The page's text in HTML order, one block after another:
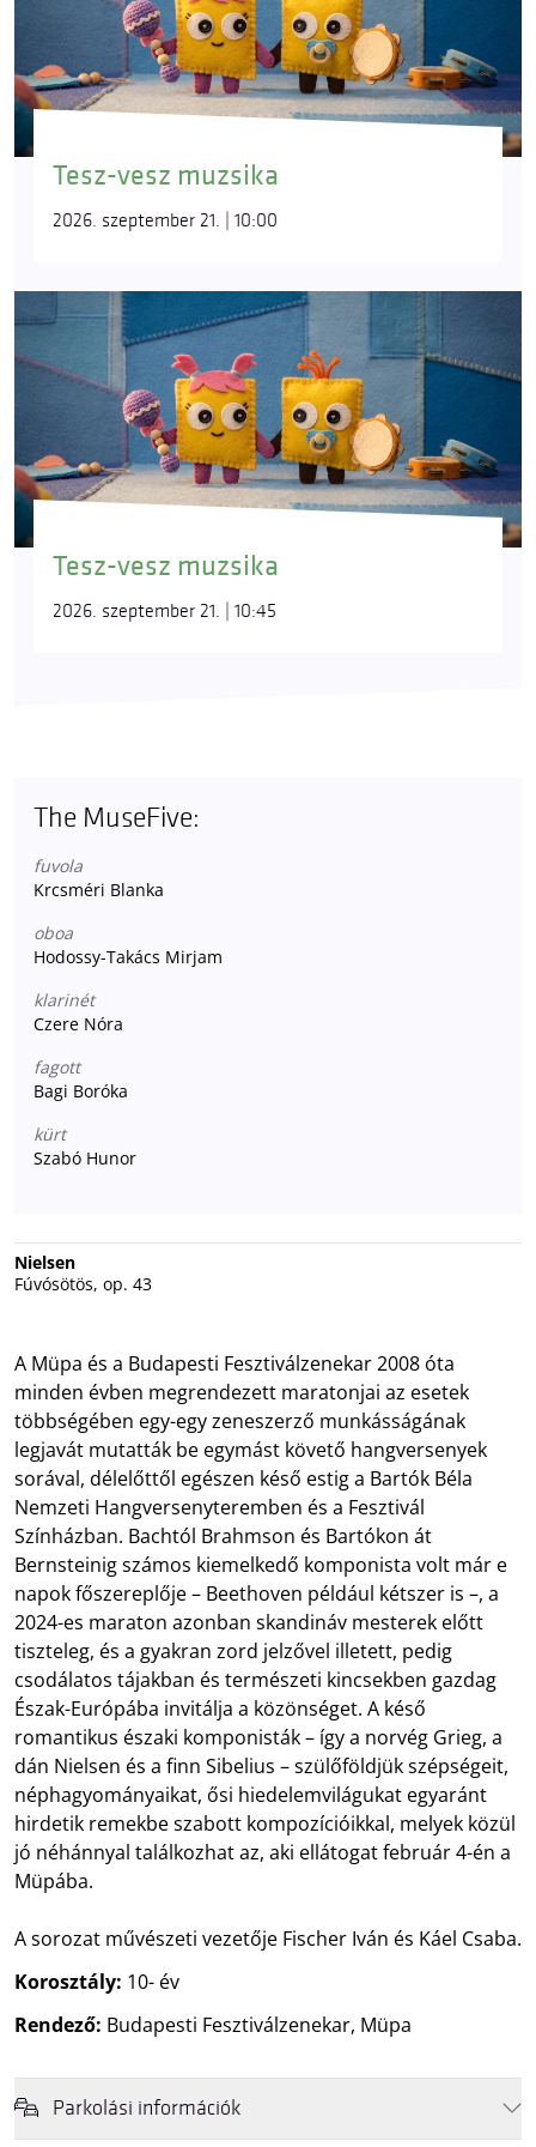
Tesz-vesz muzsika
2026. szeptember 21. | 10:00
Tesz-vesz muzsika
2026. szeptember 21. | 10:45
The MuseFive:
fuvola
Krcsméri Blanka
oboa
Hodossy-Takács Mirjam
klarinét
Czere Nóra
fagott
Bagi Boróka
kürt
Szabó Hunor
Nielsen
Fúvósötös, op. 43
A Müpa és a Budapesti Fesztiválzenekar 2008 óta
minden évben megrendezett maratonjai az esetek
többségében egy-egy zeneszerző munkásságának
legjavát mutatták be egymást követő hangversenyek
sorával, délelőttől egészen késő estig a Bartók Béla
Nemzeti Hangversenyteremben és a Fesztivál
Színházban. Bachtól Brahmson és Bartókon át
Bernsteinig számos kiemelkedő komponista volt már e
napok főszereplője – Beethoven például kétszer is –, a
2024-es maraton azonban skandináv mesterek előtt
tiszteleg, és a gyakran zord jelzővel illetett, pedig
csodálatos tájakban és természeti kincsekben gazdag
Észak-Európába invitálja a közönséget. A késő
romantikus északi komponisták – így a norvég Grieg, a
dán Nielsen és a finn Sibelius – szülőföldjük szépségeit,
néphagyományaikat, ősi hiedelemvilágukat egyaránt
hirdetik remekbe szabott kompozícióikkal, melyek közül
jó néhánnyal találkozhat az, aki ellátogat február 4-én a
Müpába.
A sorozat művészeti vezetője Fischer Iván és Káel Csaba.
Korosztály: 10- év
Rendező: Budapesti Fesztiválzenekar, Müpa
Parkolási információk